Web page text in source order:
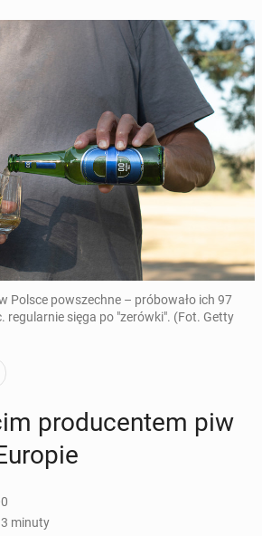
Polsce powszechne – próbowało ich 97
regularnie sięga po "zerówki". (Fot. Getty
pro­du­cen­tem piw
minuty